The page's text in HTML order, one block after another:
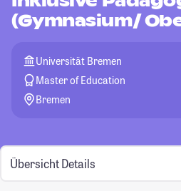
(Gymnasium/
Universität Bremen
Master of Education
Bremen
Übersicht Details